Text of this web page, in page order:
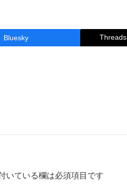
Bluesky Threads
いている欄は必須項目です